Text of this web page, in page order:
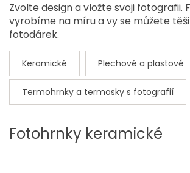
Zvolte design a vložte svoji fotografii.
vyrobíme na míru a vy se můžete
fotodárek.
Keramické Plechové a plastové
Termohrnky a termosky s fotografií
Fotohrnky keramické